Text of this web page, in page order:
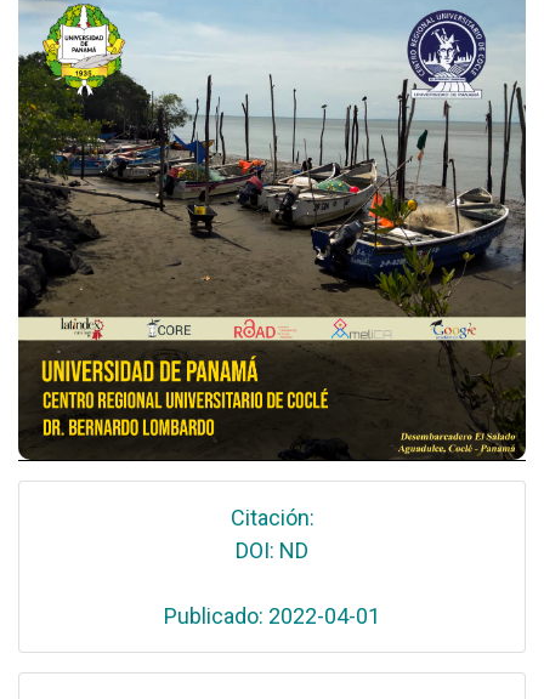
Citación:
DOI: ND
Publicado: 2022-04-01